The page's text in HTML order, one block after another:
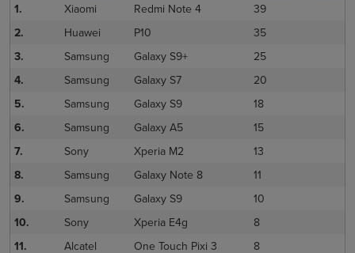
1.
Xiaomi Redmi Note 4
39
2.
Huawei P10
35
3.
Samsung Galaxy S9+
25
4.
Samsung Galaxy S7
20
5.
Samsung Galaxy S9
18
6.
Samsung Galaxy A5
15
7.
Sony Xperia M2
13
8.
Samsung Galaxy Note 8
11
9.
Samsung Galaxy S9
10
10.
Sony Xperia E4g
8
11.
Alcatel One Touch Pixi 3
8